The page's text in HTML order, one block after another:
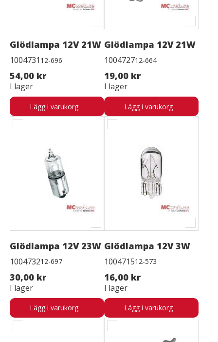
Glödlampa 12V 21W
1004731 12-696
54,00 kr
I lager
Lägg i varukorg
Glödlampa 12V 21W
100472712-664
19,00 kr
I lager
Lägg i varukorg
Glödlampa 12V 23W
100473212-697
30,00 kr
I lager
Lägg i varukorg
Glödlampa 12V 3W
100471512-573
16,00 kr
I lager
Lägg i varukorg